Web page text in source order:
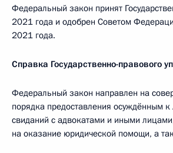
Федеральный закон принят
2021 года и одобрен Советом
2021 года.
Справка Государственно-правового
Федеральный закон направлен на
порядка предоставления осуждённым
свиданий с адвокатами и иными
на оказание юридической помощи, а